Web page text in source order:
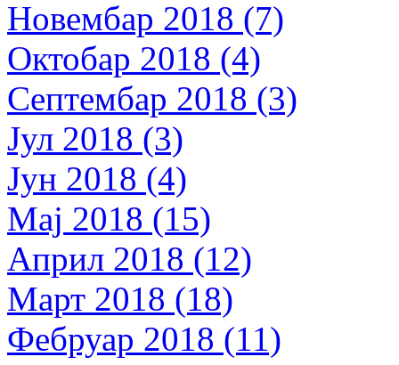
Новембар 2018 (7)
Октобар 2018 (4)
Септембар 2018 (3)
Јул 2018 (3)
Јун 2018 (4)
Мај 2018 (15)
Април 2018 (12)
Март 2018 (18)
Фебруар 2018 (11)